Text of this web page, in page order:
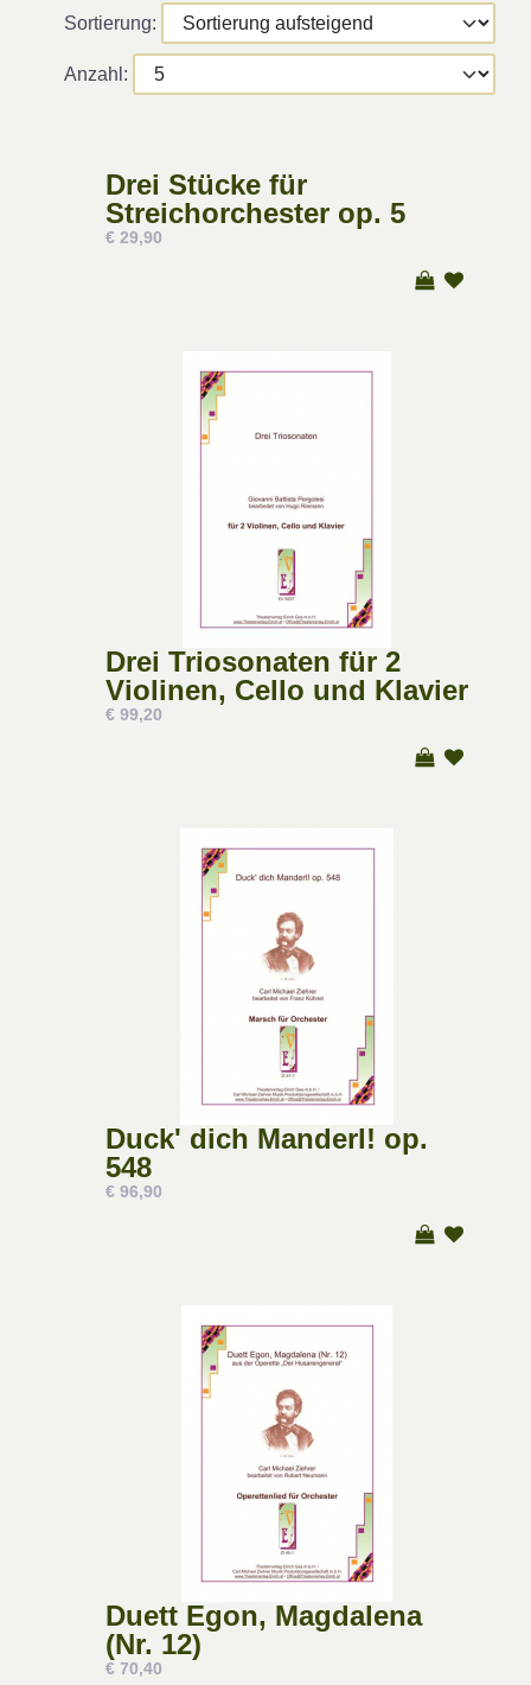
Sortierung:
Anzahl:
Drei Stücke für
Streichorchester op. 5
€ 29,90
Drei Triosonaten für 2
Violinen, Cello und Klavier
€ 99,20
Duck' dich Manderl! op.
548
€ 96,90
Duett Egon, Magdalena
(Nr. 12)
€ 70,40